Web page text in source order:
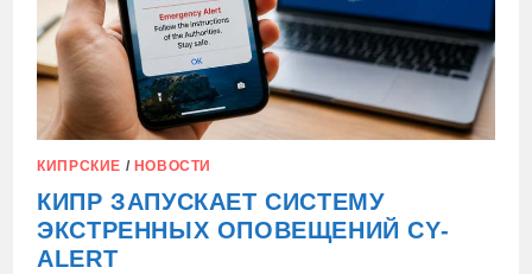
КИПРСКИЕ / НОВОСТИ
КИПР ЗАПУСКАЕТ СИСТЕМУ
ЭКСТРЕННЫХ ОПОВЕЩЕНИЙ CY-
ALERT